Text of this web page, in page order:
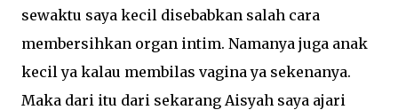
sewaktu saya kecil disebabkan salah cara
membersihkan organ intim. Namanya juga anak
kecil ya kalau membilas vagina ya sekenanya.
Maka dari itu dari sekarang Aisyah saya ajari